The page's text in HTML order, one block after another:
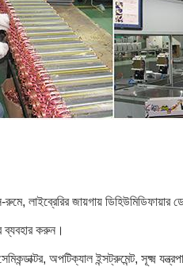
লাইব্রেরির জায়গায়
ব্যবহার করুন।
অপটিক্যাল ইন্সট্রুমেন্ট, সূক্ষ্ম